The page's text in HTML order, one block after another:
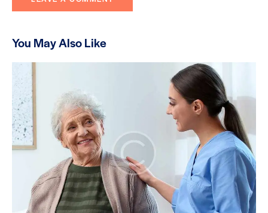
You May Also Like